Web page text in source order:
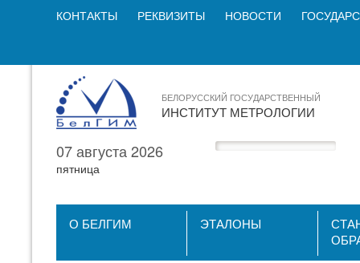
КОНТАКТЫ РЕКВИЗИТЫ НОВОСТИ
БЕЛОРУССКИЙ ГОСУДАРСТВЕННЫЙ
ИНСТИТУТ МЕТРОЛОГИИ
07 августа 2026
пятница
О БЕЛГИМ ЭТАЛОНЫ